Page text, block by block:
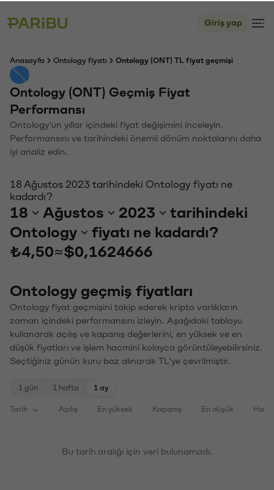
Giriş yap
Anasayfa Ontology fiyatı Ontology (ONT) TL fiyat geçmişi
Ontology (ONT) Geçmiş Fiyat
Performansı
Ontology'un yıllar içindeki fiyat değişimini inceleyin.
Performansını ve tarihindeki önemli dönüm noktalarını daha
iyi analiz edin.
18 Ağustos 2023 tarihindeki Ontology fiyatı ne
kadardı?
18 Ağustos 2023
tarihindeki
Ontology
fiyatı ne kadardı?
₺4,50≈$0,1624666
Ontology geçmiş fiyatları
Ontology fiyat geçmişini takip ederek kripto varlıkların
zaman içindeki performansını izleyin. Aşağıdaki tabloyu
kullanarak açılış ve kapanış değerlerini, en yüksek ve en
düşük fiyatları ve işlem hacmini kolayca görüntüleyebilirsiniz.
Seçtiğiniz günün kuru baz alınarak TL'ye çevrilmiştir.
1 gün 1 hafta 1 ay
Tarih Açılış En yüksek Kapanış En düşük
Bu tarih aralığı için veri bulunamadı.